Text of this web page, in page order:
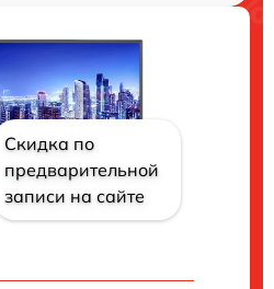
Скидка по
предварительной
записи на сайте